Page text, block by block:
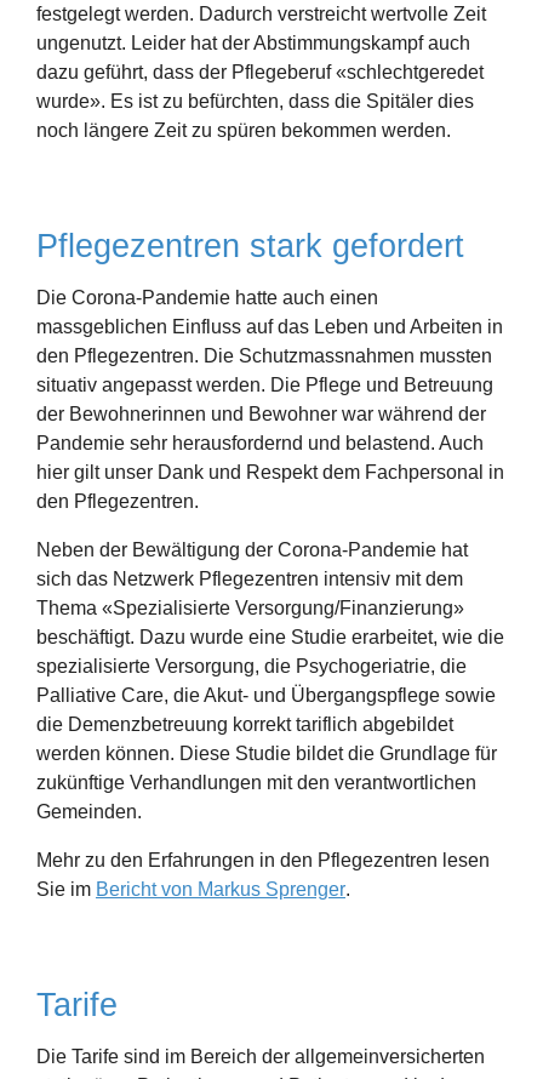
festgelegt werden. Dadurch verstreicht wertvolle Zeit
ungenutzt. Leider hat der Abstimmungskampf auch
dazu geführt, dass der Pflegeberuf «schlechtgeredet
wurde». Es ist zu befürchten, dass die Spitäler dies
noch längere Zeit zu spüren bekommen werden.
Pflegezentren stark gefordert
Die Corona-Pandemie hatte auch einen
massgeblichen Einfluss auf das Leben und Arbeiten in
den Pflegezentren. Die Schutzmassnahmen mussten
situativ angepasst werden. Die Pflege und Betreuung
der Bewohnerinnen und Bewohner war während der
Pandemie sehr herausfordernd und belastend. Auch
hier gilt unser Dank und Respekt dem Fachpersonal in
den Pflegezentren.
Neben der Bewältigung der Corona-Pandemie hat
sich das Netzwerk Pflegezentren intensiv mit dem
Thema «Spezialisierte Versorgung/Finanzierung»
beschäftigt. Dazu wurde eine Studie erarbeitet, wie die
spezialisierte Versorgung, die Psychogeriatrie, die
Palliative Care, die Akut- und Übergangspflege sowie
die Demenzbetreuung korrekt tariflich abgebildet
werden können. Diese Studie bildet die Grundlage für
zukünftige Verhandlungen mit den verantwortlichen
Gemeinden.
Mehr zu den Erfahrungen in den Pflegezentren lesen
Sie im Bericht von Markus Sprenger.
Tarife
Die Tarife sind im Bereich der allgemeinversicherten